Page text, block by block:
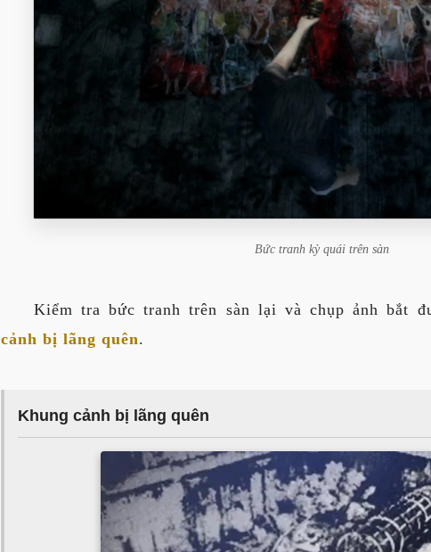
Bức tranh kỳ quái trên sàn
Kiểm tra bức tranh trên sàn lại và chụp ảnh bắt
cảnh bị lãng quên.
Khung cảnh bị lãng quên